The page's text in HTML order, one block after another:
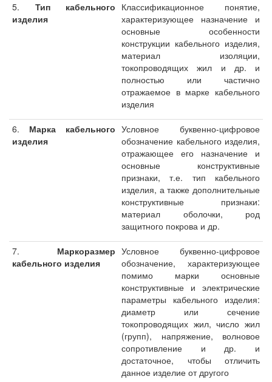
5. Тип кабельного
изделия
Классификационное понятие,
характеризующее назначение и
основные особенности
конструкции кабельного изделия,
материал изоляции,
токопроводящих жил и др. и
полностью или частично
отражаемое в марке кабельного
изделия
6. Марка кабельного
изделия
Условное буквенно-цифровое
обозначение кабельного изделия,
отражающее его назначение и
основные конструктивные
признаки, т.е. тип кабельного
изделия, а также дополнительные
конструктивные признаки:
материал оболочки, род
защитного покрова и др.
7. Маркоразмер
кабельного изделия
Условное буквенно-цифровое
обозначение, характеризующее
помимо марки основные
конструктивные и электрические
параметры кабельного изделия:
диаметр или сечение
токопроводящих жил, число жил
(групп), напряжение, волновое
сопротивление и др. и
достаточное, чтобы отличить
данное изделие от другого